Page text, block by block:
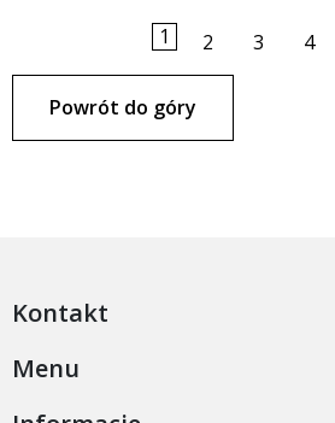
1 2 3 4
Powrót do góry
Kontakt
Menu